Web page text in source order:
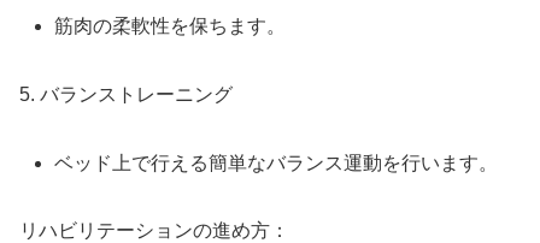
筋肉の柔軟性を保ちます。
5. バランストレーニング
ベッド上で行える簡単なバランス運動を行います。
リハビリテーションの進め方：